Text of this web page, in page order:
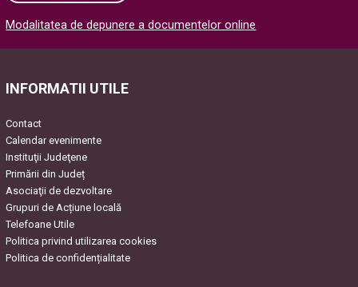
Please leave this field empty.
Modalitatea de depunere a documentelor online
INFORMATII UTILE
Contact
Calendar evenimente
Instituţii Judeţene
Primării din Județ
Asociaţii de dezvoltare
Grupuri de Acțiune locală
Telefoane Utile
Politica privind utilizarea cookies
Politica de confidențialitate